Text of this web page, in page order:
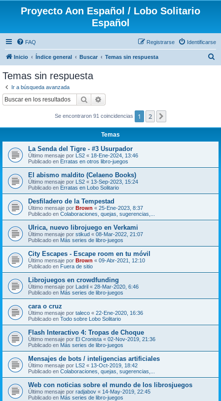
Proyecto Aon Español / Lobo Solitario
Español
FAQ Identificarse
Registrarse
Inicio Índice general Buscar Temas sin respuesta
Temas sin respuesta
Ir a búsqueda avanzada
Buscar
Se encontraron 91 coincidencias 1 2
Temas
La Senda del Tigre - #3 Usurpador
Último mensaje por LS2 « 18-Ene-2024, 13:46
Publicado en Erratas en otros libro-juegos
El abismo maldito (Celaeno Books)
Último mensaje por LS2 « 13-Sep-2023, 15:24
Publicado en Erratas en Lobo Solitario
Desfiladero de la Tempestad
Último mensaje por Brown « 25-Ene-2023, 8:37
Publicado en Colaboraciones, quejas, sugerencias,...
Ulrica, nuevo librojuego en Verkami
Último mensaje por stikud « 08-Mar-2022, 21:07
Publicado en Más series de libro-juegos
City Escapes - Escape room en tu móvil
Último mensaje por Brown « 09-Abr-2021, 12:10
Publicado en Fuera de sitio
Librojuegos en crowdfunding
Último mensaje por Ladril « 28-Mar-2020, 6:46
Publicado en Más series de libro-juegos
cara o cruz
Último mensaje por taleco « 22-Ene-2020, 16:36
Publicado en Todo sobre Lobo Solitario
Flash Interactivo 4: Tropas de Choque
Último mensaje por El Cronista « 02-Nov-2019, 21:36
Publicado en Más series de libro-juegos
Mensajes de bots / inteligencias artificiales
Último mensaje por LS2 « 13-Oct-2019, 18:42
Publicado en Colaboraciones, quejas, sugerencias,...
Web con noticias sobre el mundo de los librosjuegos
Último mensaje por radjabov « 14-May-2019, 22:45
Publicado en Más series de libro-juegos